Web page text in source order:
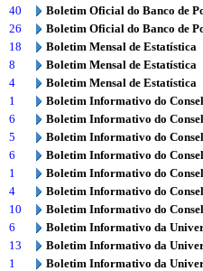
40
Boletim Oficial do Banco de
26
Boletim Oficial do Banco de
18
Boletim Mensal de Estatística
8
Boletim Mensal de Estatística
4
Boletim Mensal de Estatística
1
Boletim Informativo do
6
Boletim Informativo do
5
Boletim Informativo do
6
Boletim Informativo do
1
Boletim Informativo do
4
Boletim Informativo do
10
Boletim Informativo do
6
Boletim Informativo da
13
Boletim Informativo da
1
Boletim Informativo da